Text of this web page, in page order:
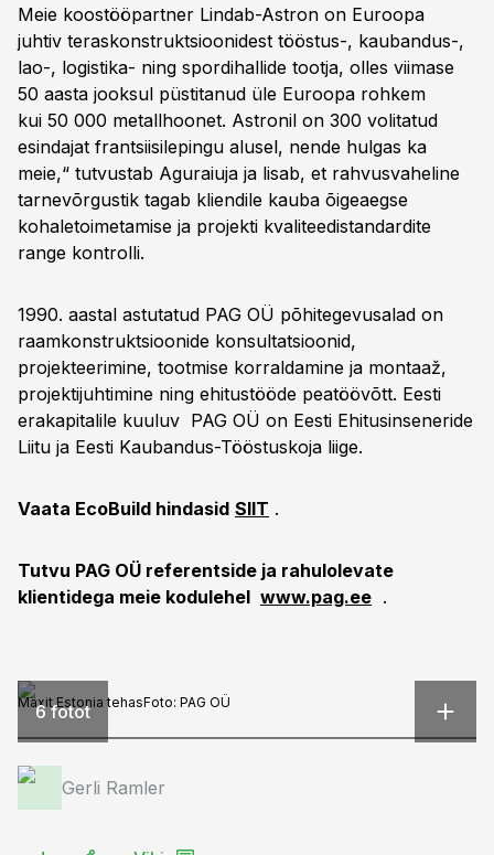
Meie koostööpartner Lindab-Astron on Euroopa
juhtiv teraskonstruktsioonidest tööstus-, kaubandus-,
lao-, logistika- ning spordihallide tootja, olles viimase
50 aasta jooksul püstitanud üle Euroopa rohkem
kui 50 000 metallhoonet. Astronil on 300 volitatud
esindajat frantsiisilepingu alusel, nende hulgas ka
meie,“ tutvustab Aguraiuja ja lisab, et rahvusvaheline
tarnevõrgustik tagab kliendile kauba õigeaegse
kohaletoimetamise ja projekti kvaliteedistandardite
range kontrolli.
1990. aastal astutatud PAG OÜ põhitegevusalad on
raamkonstruktsioonide konsultatsioonid,
projekteerimine, tootmise korraldamine ja montaaž,
projektijuhtimine ning ehitustööde peatöövõtt. Eesti
erakapitalile kuuluv PAG OÜ on Eesti Ehitusinseneride
Liitu ja Eesti Kaubandus-Tööstuskoja liige.
Vaata EcoBuild hindasid SIIT .
Tutvu PAG OÜ referentside ja rahulolevate
klientidega meie kodulehel www.pag.ee .
6 fotot
Maxit Estonia tehasFoto: PAG OÜ
Gerli Ramler